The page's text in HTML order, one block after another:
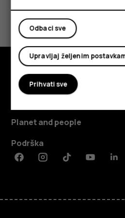
Da li vam je ovo bilo
Da Ne
Istražite
Planet and people
Podrška
FacebookInstagramTiktokYoutube
Odbaci sve
Upravljaj željenim
Prihvati sve